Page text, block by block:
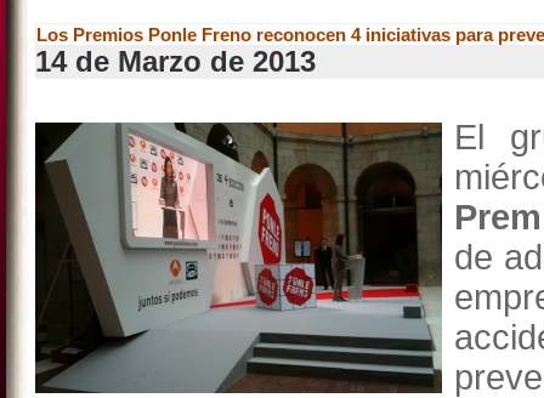
Los Premios Ponle Freno reconocen 4 iniciativas para
14 de Marzo de 2013
El
de